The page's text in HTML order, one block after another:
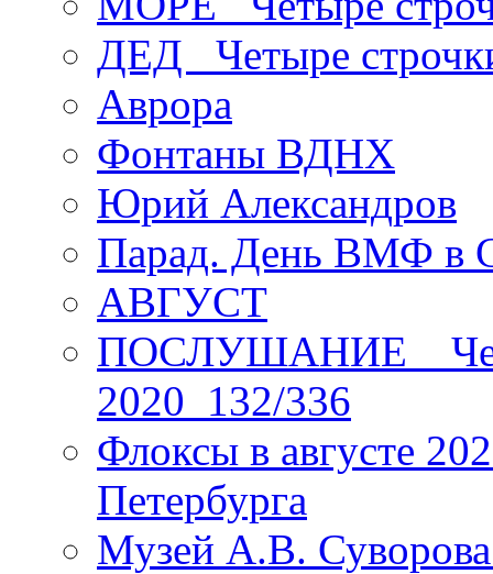
ДЕД _Четыре
Аврора
Фонтаны ВДНХ
Юрий Александров
Парад. День ВМФ в
АВГУСТ
ПОСЛУШАНИЕ _
2020_132/336
Флоксы в августе
Петербурга
Музей А.В.